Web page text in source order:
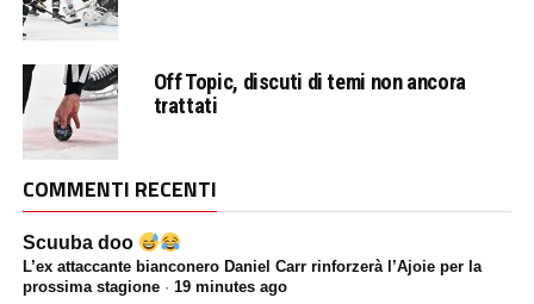
Off Topic, discuti di temi non ancora
trattati
COMMENTI RECENTI
Scuuba doo
L’ex attaccante bianconero Daniel Carr rinforzerà l’Ajoie per la
prossima stagione· 19 minutes ago